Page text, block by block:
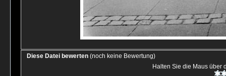
Diese Datei bewerten (noch keine Bewertung)
Halten Sie die Maus über